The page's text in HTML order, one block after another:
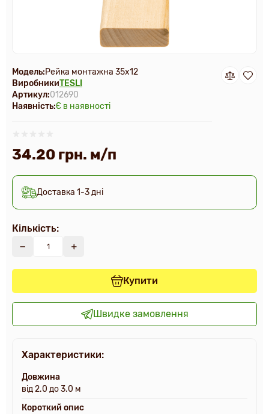
Модель:Рейка монтажна 35х12
ВиробникиTESLI
Артикул:012690
Наявність:Є в наявності
Доставка 1-3 дні
34.20 грн. м/п
Кількість:
Купити
Швидке замовлення
Характеристики:
Довжина
від 2.0 до 3.0 м
Короткий опис